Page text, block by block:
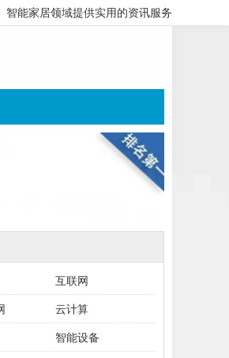
能家居领域提供实用的资讯服务
互联网
云计算
智能设备